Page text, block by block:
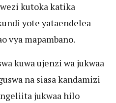
kutoka katika
yote yataendelea
vya mapambano.
kuwa ujenzi wa jukwaa
na siasa kandamizi
jukwaa hilo